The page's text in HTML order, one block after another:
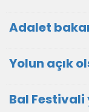
Adalet
Yolun açık
Bal Festivali